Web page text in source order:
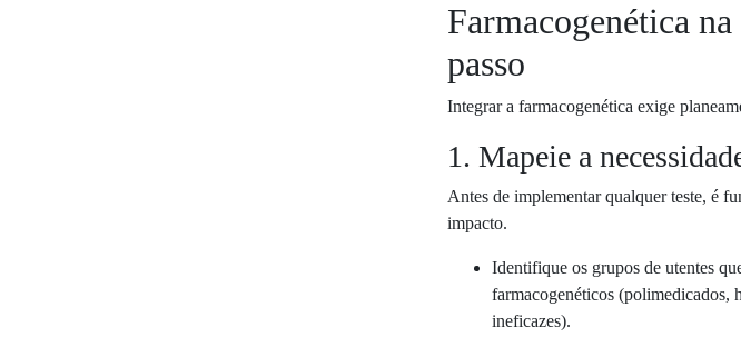
Farmacogenética
passo
Integrar a farmacogenética exige
1. Mapeie a
Antes de implementar qualquer teste, é
impacto.
Identifique os grupos de utentes
farmacogenéticos (polimedicados,
ineficazes).